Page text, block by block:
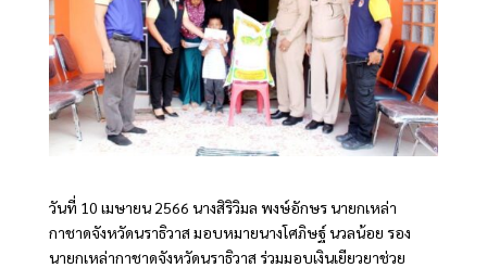
วันที่ 10 เมษายน 2566 นางสิริวิมล พงษ์อักษร นายกเหล่า
กาชาดจังหวัดนราธิวาส มอบหมายนางโศภิษฐ์ นวลน้อย รอง
นายกเหล่ากาชาดจังหวัดนราธิวาส ร่วมมอบเงินเยียวยาช่วย